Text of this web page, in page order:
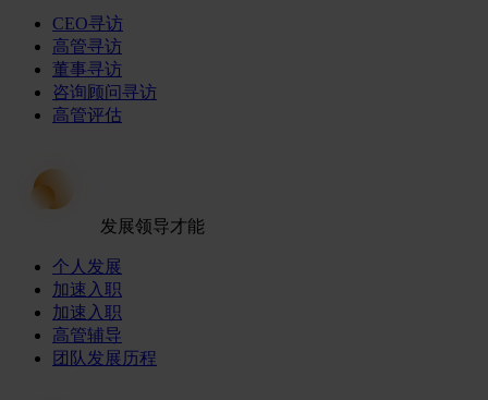
CEO寻访
高管寻访
董事寻访
咨询顾问寻访
高管评估
发展领导才能
个人发展
加速入职
加速入职
高管辅导
团队发展历程